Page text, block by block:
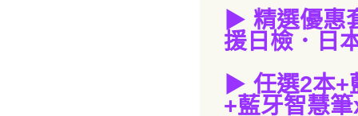
▶ 精選優惠
援日檢．日
▶ 任選2本+
+藍牙智慧